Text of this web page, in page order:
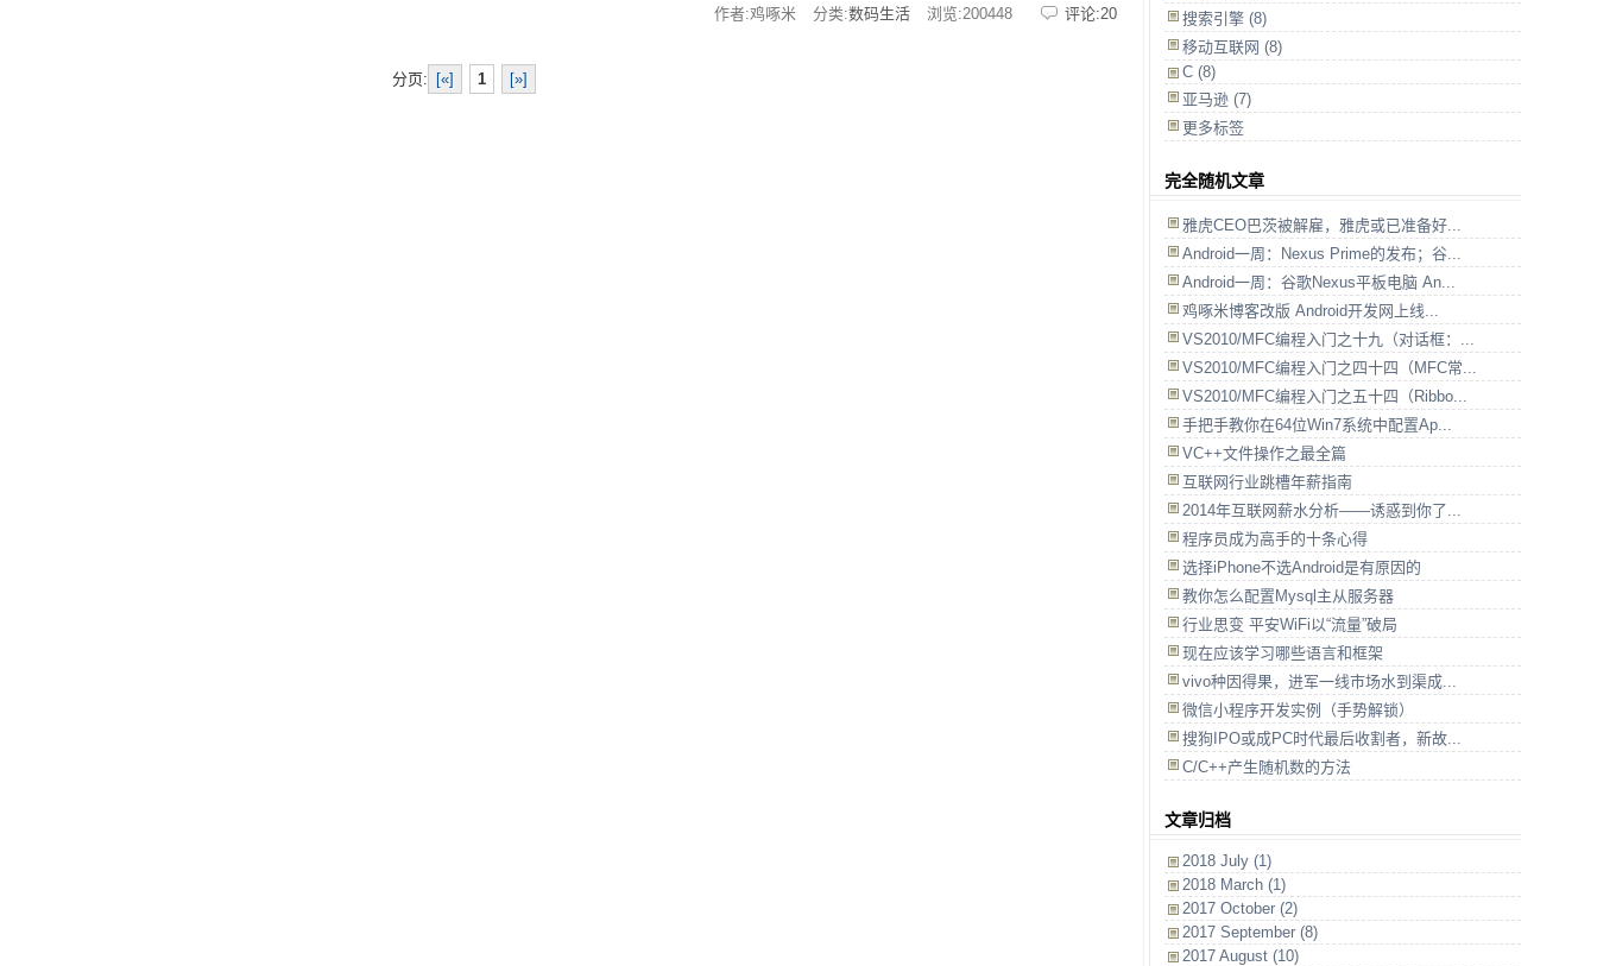
作者:鸡啄米
分类:数码生活 浏览:200448 评论:20
分页: [«] 1 [»]
搜索引擎 (8)
移动互联网 (8)
C (8)
亚马逊 (7)
更多标签
完全随机文章
雅虎CEO巴茨被解雇，雅虎或已准备好...
Android一周：Nexus Prime的发布；谷...
Android一周：谷歌Nexus平板电脑 An...
鸡啄米博客改版 Android开发网上线...
VS2010/MFC编程入门之十九（对话框：...
VS2010/MFC编程入门之四十四（MFC常...
VS2010/MFC编程入门之五十四（Ribbo...
手把手教你在64位Win7系统中配置Ap...
VC++文件操作之最全篇
互联网行业跳槽年薪指南
2014年互联网薪水分析——诱惑到你了...
程序员成为高手的十条心得
选择iPhone不选Android是有原因的
教你怎么配置Mysql主从服务器
行业思变 平安WiFi以“流量”破局
现在应该学习哪些语言和框架
vivo种因得果，进军一线市场水到渠成...
微信小程序开发实例（手势解锁）
搜狗IPO或成PC时代最后收割者，新故...
C/C++产生随机数的方法
文章归档
2018 July (1)
2018 March (1)
2017 October (2)
2017 September (8)
2017 August (10)